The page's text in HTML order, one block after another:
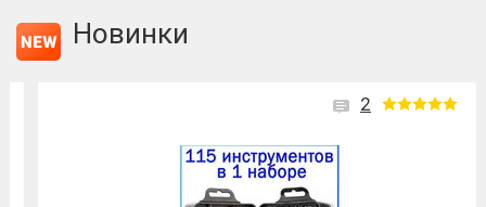
Новинки
2